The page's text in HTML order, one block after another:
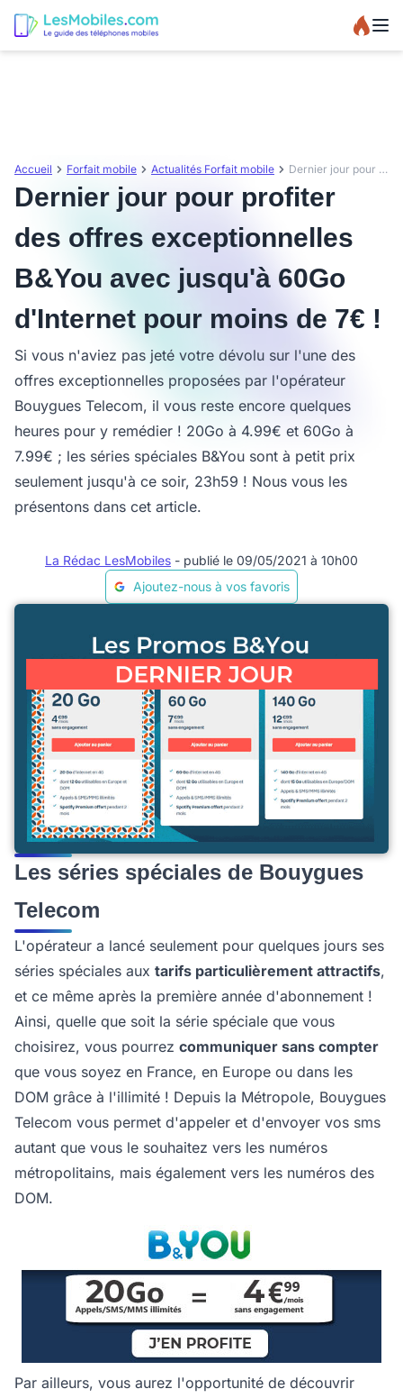
Accueil Forfait mobile Actualités Forfait mobile Dernier jour pour profiter des offres exceptionnelles B&You avec jusqu'à 60Go d'Internet pour moins de 7€ !
Dernier jour pour profiter
des offres exceptionnelles
B&You avec jusqu'à 60Go
d'Internet pour moins de 7€ !
Si vous n'aviez pas jeté votre dévolu sur l'une des
offres exceptionnelles proposées par l'opérateur
Bouygues Telecom, il vous reste encore quelques
heures pour y remédier ! 20Go à 4.99€ et 60Go à
7.99€ ; les séries spéciales B&You sont à petit prix
seulement jusqu'à ce soir, 23h59 ! Nous vous les
présentons dans cet article.
La Rédac LesMobiles - publié le 09/05/2021 à 10h00
Ajoutez-nous à vos favoris
Les séries spéciales de Bouygues
Telecom
L'opérateur a lancé seulement pour quelques jours ses
séries spéciales aux tarifs particulièrement attractifs,
et ce même après la première année d'abonnement !
Ainsi, quelle que soit la série spéciale que vous
choisirez, vous pourrez communiquer sans compter
que vous soyez en France, en Europe ou dans les
DOM grâce à l'illimité ! Depuis la Métropole, Bouygues
Telecom vous permet d'appeler et d'envoyer vos sms
autant que vous le souhaitez vers les numéros
métropolitains, mais également vers les numéros des
DOM.
Par ailleurs, vous aurez l'opportunité de découvrir